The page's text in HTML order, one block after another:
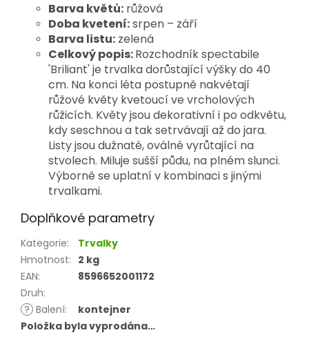
Barva květů: růžová
Doba kvetení:srpen – září
Barva listu: zelená
Celkový popis:Rozchodník spectabile
'Briliant' je trvalka dorůstající výšky do 40
cm. Na konci léta postupně nakvétají
růžové květy kvetoucí ve vrcholových
růžicích. Květy jsou dekorativní i po odkvětu,
kdy seschnou a tak setrvávají až do jara.
Listy jsou dužnaté, oválné vyrůtající na
stvolech. Miluje sušší půdu, na plném slunci.
Výborně se uplatní v kombinaci s jinými
trvalkami.
Doplňkové parametry
Kategorie:
Trvalky
Hmotnost: 2 kg
EAN:
8596652001172
Druh:
? Balení:
kontejner
Položka byla vyprodána…